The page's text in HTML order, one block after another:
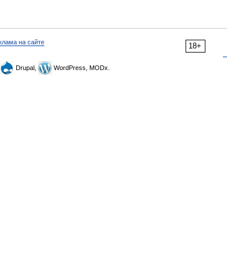
18+
на сайте
Drupal, WordPress, MODx.